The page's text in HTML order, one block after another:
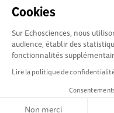
Cookies
Sur Echosciences, nous
audience, établir des
fonctionnalités
Lire la politique de
Non merci
culture scientifique,
Mentions légales|
|Ligne éditoriale